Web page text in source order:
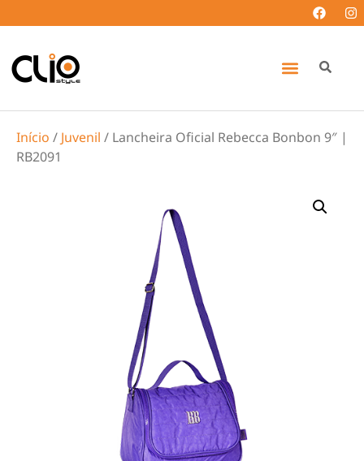
Início / Juvenil / Lancheira Oficial Rebecca Bonbon 9″ |
RB2091